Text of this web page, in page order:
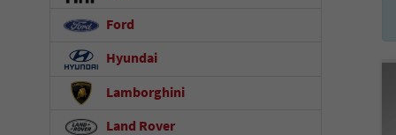
Ford
Hyundai
Lamborghini
Land Rover